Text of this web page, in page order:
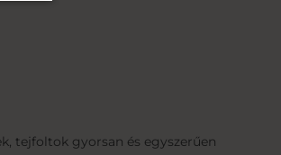
tejfoltok gyorsan és egyszerűen